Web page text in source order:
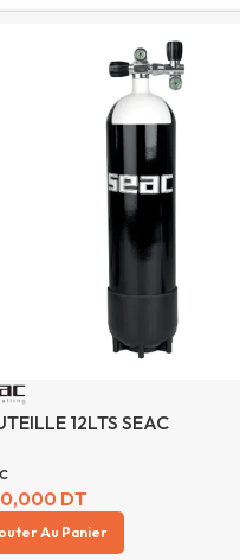
12LTS SEAC
DT
Au Panier